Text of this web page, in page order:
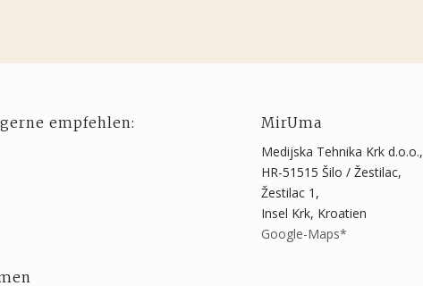
empfehlen:
MirUma
Medijska Tehnika Krk d.o.o.,
HR-51515 Šilo / Žestilac,
Žestilac 1,
Insel Krk, Kroatien
Google-Maps*